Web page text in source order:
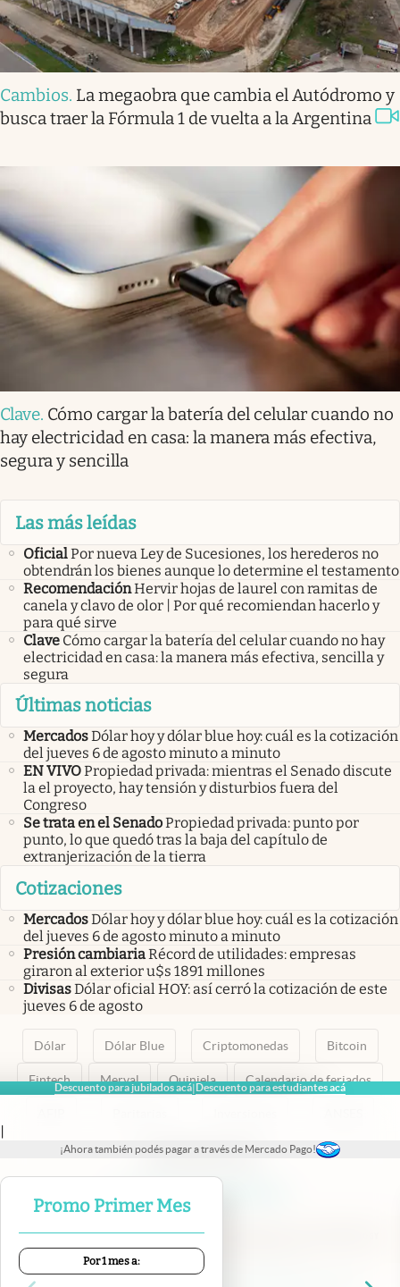
Descuento para jubilados acá|Descuento para estudiantes acá
|
¡Ahora también podés pagar a través de Mercado Pago!
Promo Primer Mes
Por 1 mes a:
Cambios. La megaobra que cambia el Autódromo y
busca traer la Fórmula 1 de vuelta a la Argentina
Clave. Cómo cargar la batería del celular cuando no
hay electricidad en casa: la manera más efectiva,
segura y sencilla
Las más leídas
OficialPor nueva Ley de Sucesiones, los herederos no
obtendrán los bienes aunque lo determine el testamento
RecomendaciónHervir hojas de laurel con ramitas de
canela y clavo de olor | Por qué recomiendan hacerlo y
para qué sirve
Clave Cómo cargar la batería del celular cuando no hay
electricidad en casa: la manera más efectiva, sencilla y
segura
Últimas noticias
MercadosDólar hoy y dólar blue hoy: cuál es la cotización
del jueves 6 de agosto minuto a minuto
EN VIVOPropiedad privada: mientras el Senado discute
la el proyecto, hay tensión y disturbios fuera del
Congreso
Se trata en el SenadoPropiedad privada: punto por
punto, lo que quedó tras la baja del capítulo de
extranjerización de la tierra
Cotizaciones
MercadosDólar hoy y dólar blue hoy: cuál es la cotización
del jueves 6 de agosto minuto a minuto
Presión cambiariaRécord de utilidades: empresas
giraron al exterior u$s 1891 millones
DivisasDólar oficial HOY: así cerró la cotización de este
jueves 6 de agosto
Dólar Dólar Blue Criptomonedas Bitcoin
Fintech Merval Quiniela Calendario de feriados
abre en nueva pestaña
abre en nueva pestaña
abre en nueva pestaña
abre en nueva pestaña
abre en nueva pestaña